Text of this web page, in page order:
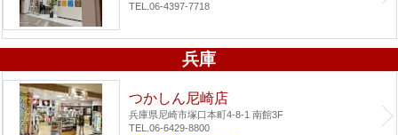
TEL.06-4397-7718
兵庫
つかしん尼崎店
兵庫県尼崎市塚口本町4-8-1 南館3F
TEL.06-6429-8800